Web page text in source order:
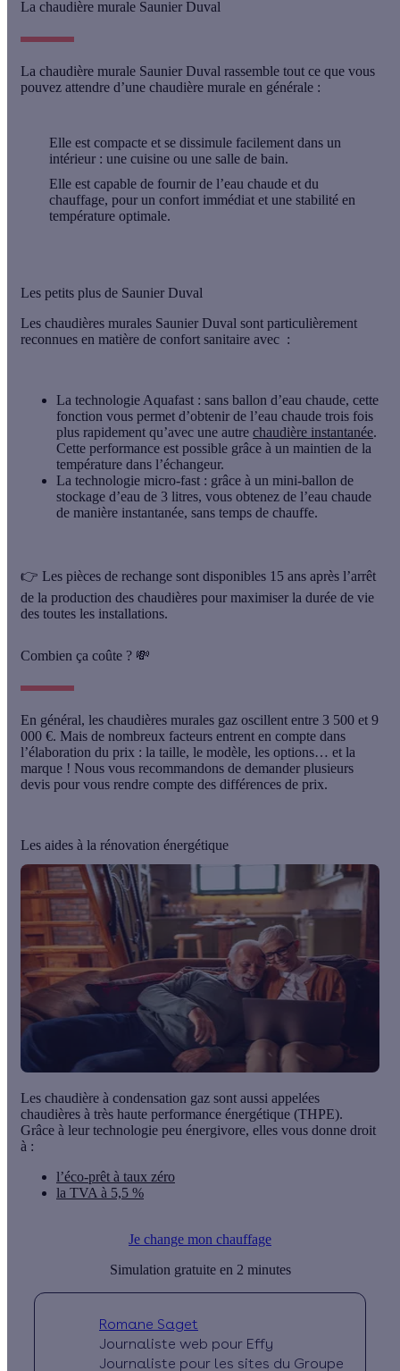
La chaudière murale Saunier Duval
La chaudière murale Saunier Duval rassemble tout ce que vous
pouvez attendre d’une chaudière murale en générale :
Elle est compacte et se dissimule facilement dans un
intérieur : une cuisine ou une salle de bain.
Elle est capable de fournir de l’eau chaude et du
chauffage, pour un confort immédiat et une stabilité en
température optimale.
Les petits plus de Saunier Duval
Les chaudières murales Saunier Duval sont particulièrement
reconnues en matière de confort sanitaire avec :
La technologie Aquafast : sans ballon d’eau chaude, cette
fonction vous permet d’obtenir de l’eau chaude trois fois
plus rapidement qu’avec une autre chaudière instantanée.
Cette performance est possible grâce à un maintien de la
température dans l’échangeur.
La technologie micro-fast : grâce à un mini-ballon de
stockage d’eau de 3 litres, vous obtenez de l’eau chaude
de manière instantanée, sans temps de chauffe.
👉 Les pièces de rechange sont disponibles 15 ans après l’arrêt
de la production des chaudières pour maximiser la durée de vie
des toutes les installations.
Combien ça coûte ? 💸
En général, les chaudières murales gaz oscillent entre 3 500 et 9
000 €. Mais de nombreux facteurs entrent en compte dans
l’élaboration du prix : la taille, le modèle, les options… et la
marque ! Nous vous recommandons de demander plusieurs
devis pour vous rendre compte des différences de prix.
Les aides à la rénovation énergétique
Les chaudière à condensation gaz sont aussi appelées
chaudières à très haute performance énergétique (THPE).
Grâce à leur technologie peu énergivore, elles vous donne droit
à :
l’éco-prêt à taux zéro
la TVA à 5,5 %
Je change mon chauffage
Simulation gratuite en 2 minutes
Romane Saget
Journaliste web pour Effy
Journaliste pour les sites du Groupe